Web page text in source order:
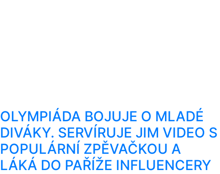
OLYMPIÁDA BOJUJE O MLADÉ
DIVÁKY. SERVÍRUJE JIM VIDEO S
POPULÁRNÍ ZPĚVAČKOU A
LÁKÁ DO PAŘÍŽE INFLUENCERY